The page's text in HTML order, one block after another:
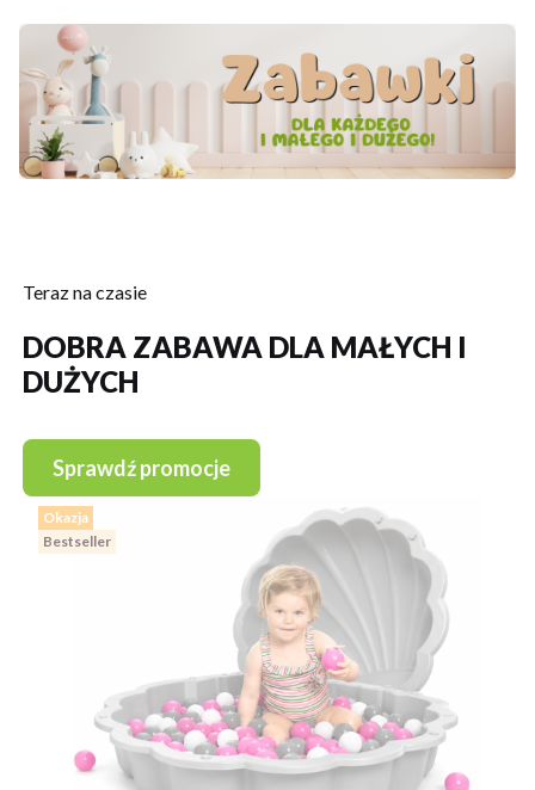
Teraz na czasie
DOBRA ZABAWA DLA MAŁYCH I
DUŻYCH
Sprawdź promocje
Okazja
Bestseller